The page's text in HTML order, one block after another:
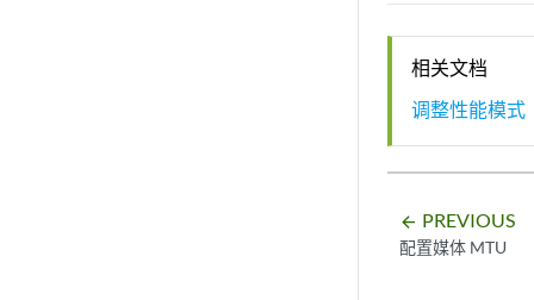
相关文档
调整性能模式
arrow_backward PREVIOUS
配置媒体 MTU